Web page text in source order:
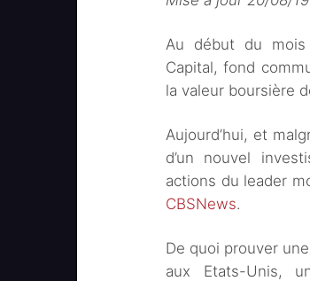
Au début du mois
Capital, fond
la valeur boursière
Aujourd’hui, et
d’un nouvel
actions du leader
CBSNews.
De quoi prouver
aux Etats-Unis,